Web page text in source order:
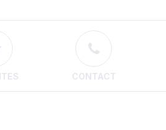
CONTACT